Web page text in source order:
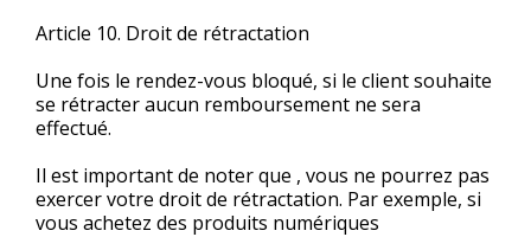
Article 10. Droit de rétractation
Une fois le rendez-vous bloqué, si le client souhaite
se rétracter aucun remboursement ne sera
effectué.
Il est important de noter que , vous ne pourrez pas
exercer votre droit de rétractation. Par exemple, si
vous achetez des produits numériques